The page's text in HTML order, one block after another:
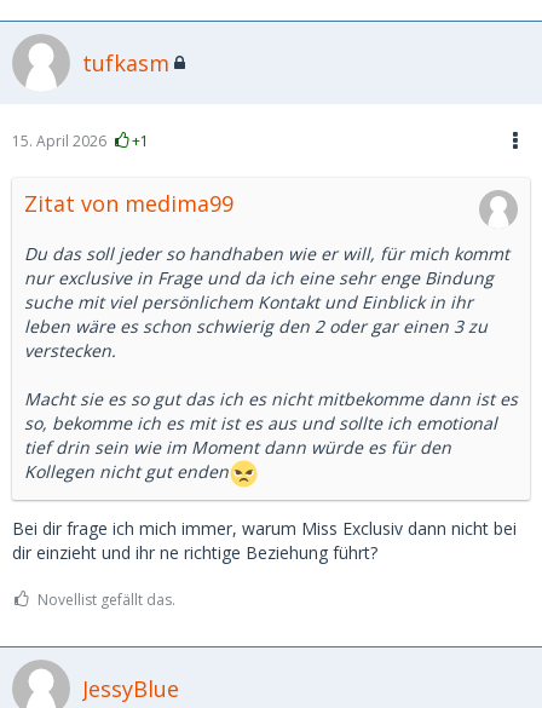
Gesicht. Hast ein paar finanzielle Themen und entscheidest
dich es mal auf MSD, statt auf Tinder zu versuchen. Jetzt
triffst du auf unterschiedliche Männer, großzügige, nette,
dich selbst...
zum Dinner, an der Bar und mit dem Muskelberg landest du
nach 3 Drinks zuviel im Bett, bekommst 500, verbunden mit
der Frage wann ihr euch wieder sehen könnt.
Das zweite Date ist mit dir selbst... Dinner, große
Begeisterung, im Gespräch hast du deinen
Jungsfrauenfetisch erwähnt, natürlich sagt dein weibliches
richtig eingefahren bist. Von der Benutzung aller 3 Öffnung
ganz zu schweigen. Kein Dessert im Bett weil.. fast
Jungfrau... you know...
Beim nächsten Date, dann Kerzen, Hotelzimmer, trotz
Sonnenschein zugezogene Vorhänge, dein männliches Ich
holt den Erklärbär heraus und testet die Ware... uiuiuiui...
fühlt sich das eng an (du warst nur nicht feucht, deshlab
gar heftige Reibung). Dein männliches ich wirft generös 200
Euro aufs Kopfkissen und ne ungenießbare Tafel
Bitterschokolade vom Aldi... wow
Aus Mitleid und weils eh nur 5 Minuten gedauert hat, triffst
tufkasm
15. April 2026 +1
Zitat von medima99
Du das soll jeder so handhaben wie er will, für mich kommt
nur exclusive in Frage und da ich eine sehr enge Bindung
suche mit viel persönlichem Kontakt und Einblick in ihr
leben wäre es schon schwierig den 2 oder gar einen 3 zu
verstecken.
Macht sie es so gut das ich es nicht mitbekomme dann ist es
so, bekomme ich es mit ist es aus und sollte ich emotional
tief drin sein wie im Moment dann würde es für den
Kollegen nicht gut enden
Bei dir frage ich mich immer, warum Miss Exclusiv dann nicht bei
dir einzieht und ihr ne richtige Beziehung führt?
Novellist gefällt das.
JessyBlue